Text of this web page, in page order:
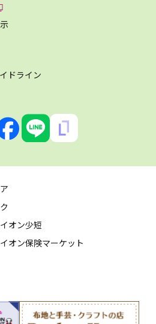
ドライン
オン少短
オン保険マーケット